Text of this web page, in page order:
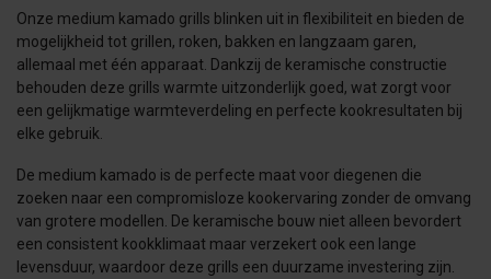
Onze medium kamado grills blinken uit in flexibiliteit en bieden de
mogelijkheid tot grillen, roken, bakken en langzaam garen,
allemaal met één apparaat. Dankzij de keramische constructie
behouden deze grills warmte uitzonderlijk goed, wat zorgt voor
een gelijkmatige warmteverdeling en perfecte kookresultaten bij
elke gebruik.
De medium kamado is de perfecte maat voor diegenen die
zoeken naar een compromisloze kookervaring zonder de omvang
van grotere modellen. De keramische bouw niet alleen bevordert
een consistent kookklimaat maar verzekert ook een lange
levensduur, waardoor deze grills een duurzame investering zijn.